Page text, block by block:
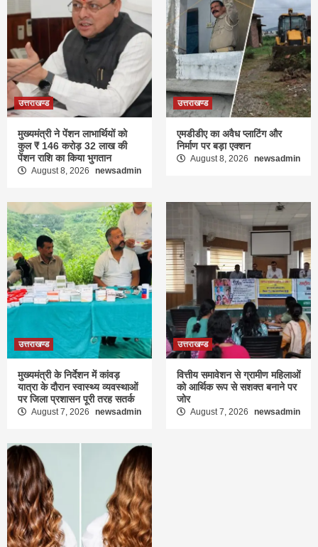
उत्तराखण्ड
मुख्यमंत्री ने पेंशन लाभार्थियों को
कुल ₹ 146 करोड़ 32 लाख की
पेंशन राशि का किया भुगतान
August 8, 2026 newsadmin
उत्तराखण्ड
एमडीडीए का अवैध प्लाटिंग और
निर्माण पर बड़ा एक्शन
August 8, 2026 newsadmin
उत्तराखण्ड
मुख्यमंत्री के निर्देशन में कांवड़
यात्रा के दौरान स्वास्थ्य व्यवस्थाओं
पर जिला प्रशासन पूरी तरह सतर्क
August 7, 2026 newsadmin
उत्तराखण्ड
वित्तीय समावेशन से ग्रामीण महिलाओं
को आर्थिक रूप से सशक्त बनाने पर
जोर
August 7, 2026 newsadmin